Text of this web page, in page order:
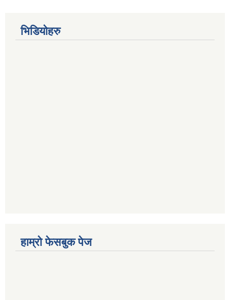
भिडियोहरु
हाम्रो फेसबुक पेज